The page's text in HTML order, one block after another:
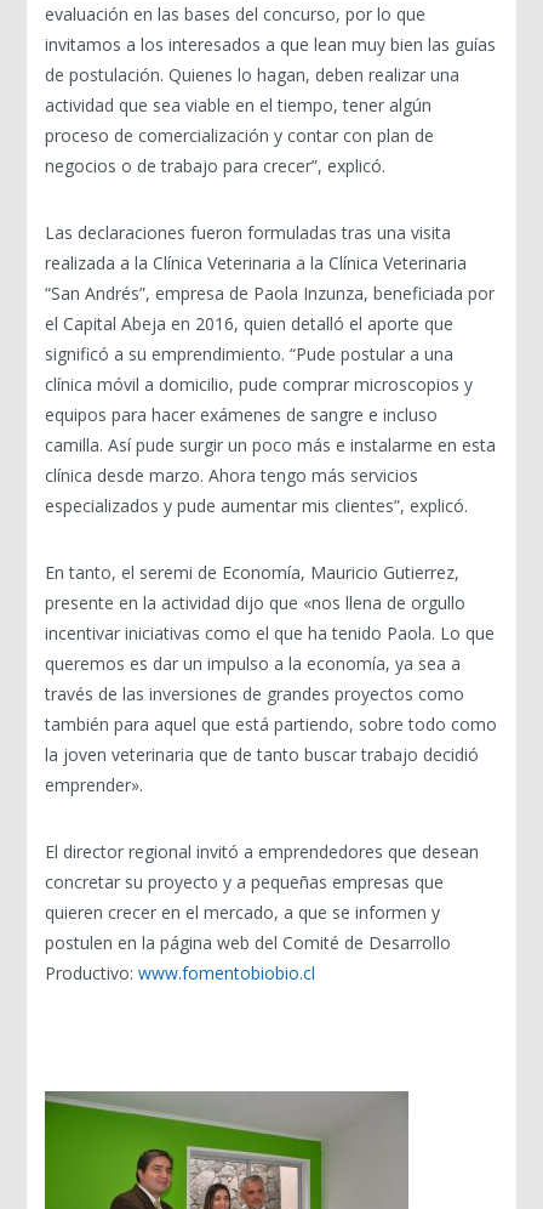
evaluación en las bases del concurso, por lo que
invitamos a los interesados a que lean muy bien las guías
de postulación. Quienes lo hagan, deben realizar una
actividad que sea viable en el tiempo, tener algún
proceso de comercialización y contar con plan de
negocios o de trabajo para crecer”, explicó.
Las declaraciones fueron formuladas tras una visita
realizada a la Clínica Veterinaria a la Clínica Veterinaria
“San Andrés”, empresa de Paola Inzunza, beneficiada por
el Capital Abeja en 2016, quien detalló el aporte que
significó a su emprendimiento. “Pude postular a una
clínica móvil a domicilio, pude comprar microscopios y
equipos para hacer exámenes de sangre e incluso
camilla. Así pude surgir un poco más e instalarme en esta
clínica desde marzo. Ahora tengo más servicios
especializados y pude aumentar mis clientes”, explicó.
En tanto, el seremi de Economía, Mauricio Gutierrez,
presente en la actividad dijo que «nos llena de orgullo
incentivar iniciativas como el que ha tenido Paola. Lo que
queremos es dar un impulso a la economía, ya sea a
través de las inversiones de grandes proyectos como
también para aquel que está partiendo, sobre todo como
la joven veterinaria que de tanto buscar trabajo decidió
emprender».
El director regional invitó a emprendedores que desean
concretar su proyecto y a pequeñas empresas que
quieren crecer en el mercado, a que se informen y
postulen en la página web del Comité de Desarrollo
Productivo:www.fomentobiobio.cl